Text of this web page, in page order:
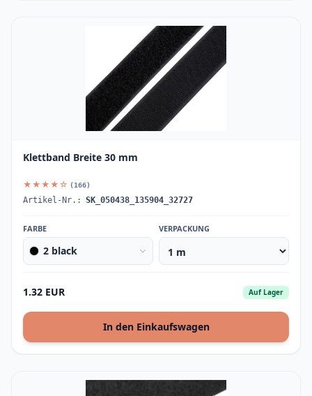
Klettband Breite 30 mm
★★★★☆ (166)
Artikel-Nr.: SK_050438_135904_32727
FARBE
2 black
VERPACKUNG
1.32 EUR Auf Lager
In den Einkaufswagen